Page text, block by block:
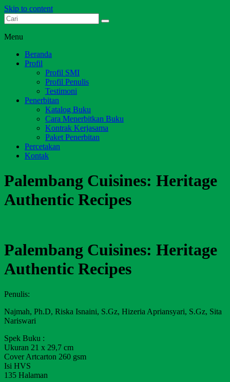
Skip to content
Dari Jambi untuk Indonesia
Menu
Beranda
Profil
Profil SMI
Profil Penulis
Testimoni
Penerbitan
Katalog Buku
Cara Menerbitkan Buku
Kontrak Kerjasama
Paket Penerbitan
Percetakan
Kontak
Palembang Cuisines: Heritage
Authentic Recipes
Palembang Cuisines: Heritage
Authentic Recipes
Penulis:
Najmah, Ph.D, Riska Isnaini, S.Gz, Hizeria Apriansyari, S.Gz, Sita
Nariswari
Spek Buku :
Ukuran 21 x 29,7 cm
Cover Artcarton 260 gsm
Isi HVS
135 Halaman